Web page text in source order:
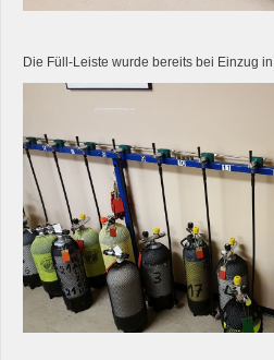
Die Füll-Leiste wurde bereits bei Einzug